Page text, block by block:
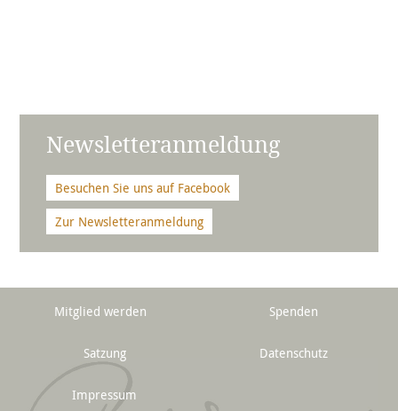
Newsletteranmeldung
Besuchen Sie uns auf Facebook
Zur Newsletteranmeldung
Mitglied werden Spenden
Satzung Datenschutz
Impressum